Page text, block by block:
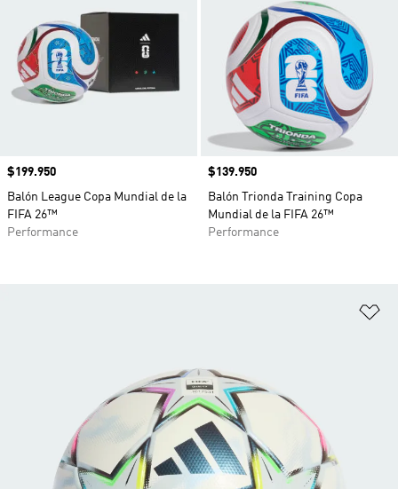
Precio
$199.950
Balón League Copa Mundial de la
FIFA 26™
Performance
Precio
$139.950
Balón Trionda Training Copa
Mundial de la FIFA 26™
Performance